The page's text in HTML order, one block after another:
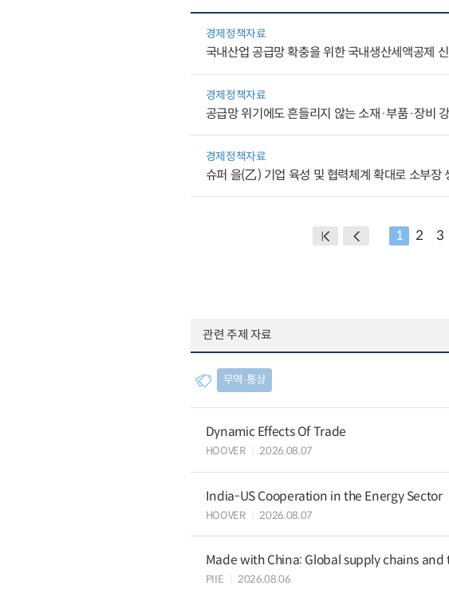
경제정책자료
국내산업 공급망 확충을 위한 국내생산세액공제
경제정책자료
공급망 위기에도 흔들리지 않는 소재·부품·장비
경제정책자료
슈퍼 을(乙) 기업 육성 및 협력체계 확대로 소부장
1 2 3
관련 주제 자료
무역∙통상
Dynamic Effects Of Trade
HOOVER 2026.08.07
India-US Cooperation in the Energy Sector
HOOVER 2026.08.07
Made with China: Global supply chains
PIIE 2026.08.06